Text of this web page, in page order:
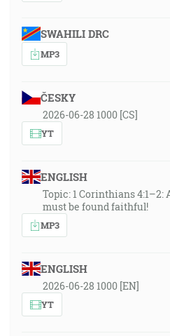
SWAHILI DRC
MP3
ČESKY
2026-06-28 1000 [CS]
YT
ENGLISH
Topic: 1 Corinthians 4:1–2:
must be found faithful!
MP3
ENGLISH
2026-06-28 1000 [EN]
YT